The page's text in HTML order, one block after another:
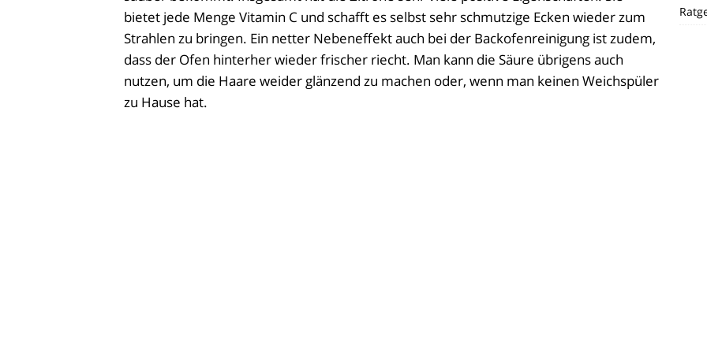
bietet jede Menge Vitamin C und schafft es selbst sehr schmutzige Ecken wieder zum
Strahlen zu bringen. Ein netter Nebeneffekt auch bei der Backofenreinigung ist zudem,
dass der Ofen hinterher wieder frischer riecht. Man kann die Säure übrigens auch
nutzen, um die Haare weider glänzend zu machen oder, wenn man keinen Weichspüler
zu Hause hat.